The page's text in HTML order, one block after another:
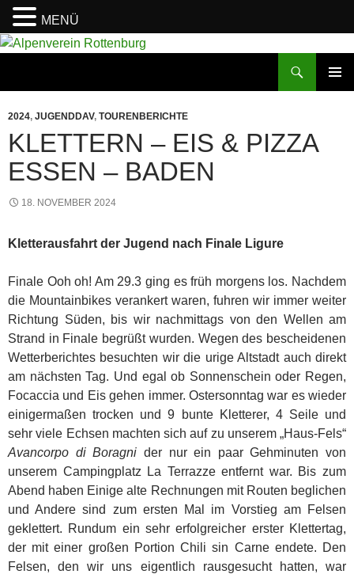
Zum
2024, JUGENDDAV, TOURENBERICHTE
KLETTERN – EIS & PIZZA
ESSEN – BADEN
18. NOVEMBER 2024
Kletterausfahrt der Jugend nach Finale Ligure
Finale Ooh oh! Am 29.3 ging es früh morgens los. Nachdem
die Mountainbikes verankert waren, fuhren wir immer weiter
Richtung Süden, bis wir nachmittags von den Wellen am
Strand in Finale begrüßt wurden. Wegen des bescheidenen
Wetterberichtes besuchten wir die urige Altstadt auch direkt
am nächsten Tag. Und egal ob Sonnenschein oder Regen,
Focaccia und Eis gehen immer. Ostersonntag war es wieder
einigermaßen trocken und 9 bunte Kletterer, 4 Seile und
sehr viele Echsen machten sich auf zu unserem „Haus-Fels“
Avancorpo di Boragni der nur ein paar Gehminuten von
unserem Campingplatz La Terrazze entfernt war. Bis zum
Abend haben Einige alte Rechnungen mit Routen beglichen
und Andere sind zum ersten Mal im Vorstieg am Felsen
geklettert. Rundum ein sehr erfolgreicher erster Klettertag,
der mit einer großen Portion Chili sin Carne endete. Den
Felsen, den wir uns eigentlich rausgesucht hatten, war
MENÜ